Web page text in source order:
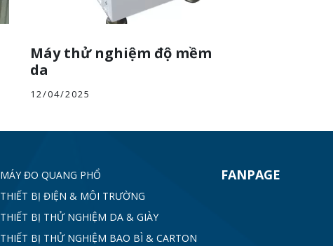
Máy thử nghiệm độ mềm
da
12/04/2025
MÁY ĐO QUANG PHỔ
THIẾT BỊ ĐIỆN & MÔI TRƯỜNG
THIẾT BỊ THỬ NGHIỆM DA & GIÀY
THIẾT BỊ THỬ NGHIỆM BAO BÌ & CARTON
FANPAGE